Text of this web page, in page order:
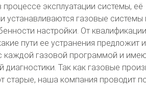
процессе эксплуатации системы, её
устанавливаются газовые системы
настройки. От
пути ее устранения предложит
каждой газовой программой и
Так как газовые
старые, наша компания проводит